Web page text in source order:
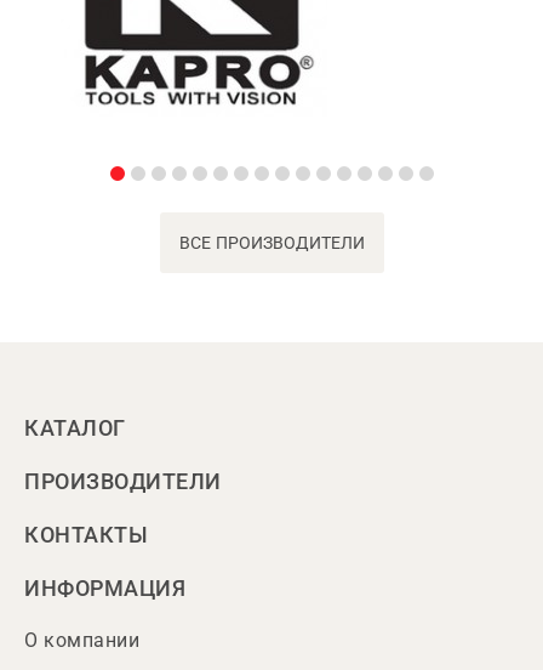
ВСЕ ПРОИЗВОДИТЕЛИ
КАТАЛОГ
ПРОИЗВОДИТЕЛИ
КОНТАКТЫ
ИНФОРМАЦИЯ
О компании